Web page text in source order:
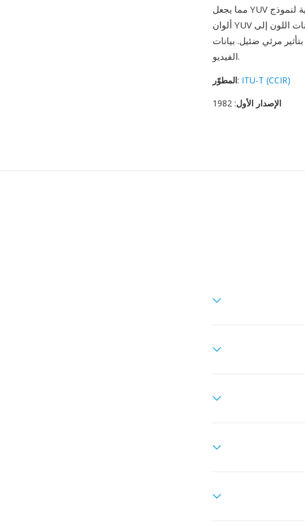
مما يجعل YUV الخام التمثيل الأكثر مباشرة لمعالجة الفيديو بدقة الإطار وتحليله. الكفاءة الإدراكية لنموذج
ألوان YUV تمثل قوة أساسية أخرى — فصل الإضاءة عن التلوين يتيح اختزالاً فعالاً يقلل بيانات اللون إلى
الفيديو.
المطوّر: ITU-T (CCIR)
الإصدار الأول: 1982